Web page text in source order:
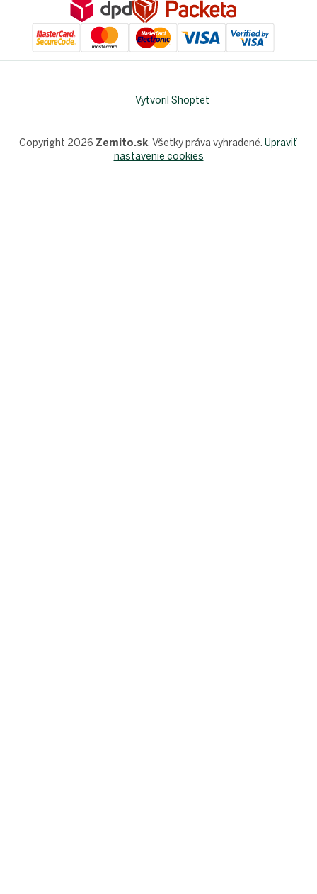
Vytvoril Shoptet
Copyright 2026 Zemito.sk. Všetky práva vyhradené. Upraviť
nastavenie cookies